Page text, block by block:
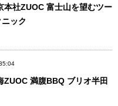
本社ZUOC 富士山を望むツー
ック
ZUOC 満腹BBQ ブリオ半田